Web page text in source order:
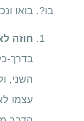
בו?. בואו
חוזה
בדרך-
השני,
עצמו